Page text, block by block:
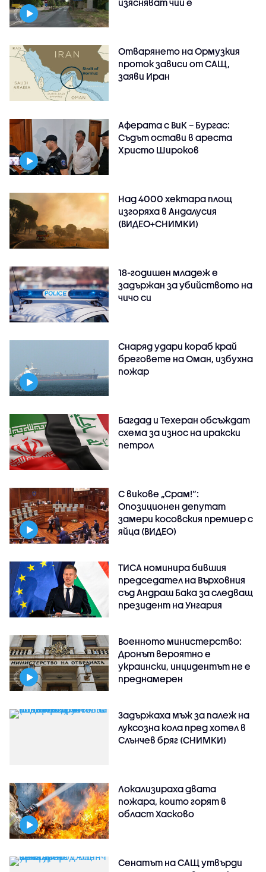
изясняват чий е
Отварянето на Ормузкия
проток зависи от САЩ,
заяви Иран
Аферата с ВиК – Бургас:
Съдът остави в ареста
Христо Широков
Над 4000 хектара площ
изгоряха в Андалусия
(ВИДЕО+СНИМКИ)
18-годишен младеж е
задържан за убийството на
чичо си
Снаряд удари кораб край
бреговете на Оман, избухна
пожар
Багдад и Техеран обсъждат
схема за износ на иракски
петрол
С викове „Срам!“:
Опозиционен депутат
замери косовския премиер с
яйца (ВИДЕО)
ТИСА номинира бившия
председател на Върховния
съд Андраш Бака за следващ
президент на Унгария
Военното министерство:
Дронът вероятно е
украински, инцидентът не е
преднамерен
Задържаха мъж за палеж на
луксозна кола пред хотел в
Слънчев бряг (СНИМКИ)
Локализираха двата
пожара, които горят в
област Хасково
Сенатът на САЩ утвърди